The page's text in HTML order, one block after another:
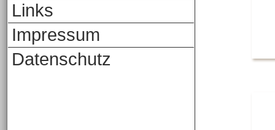
Links
Impressum
Datenschutz